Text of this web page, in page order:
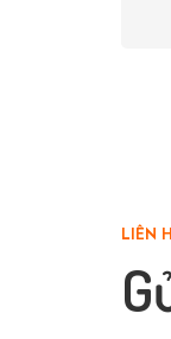
LIÊN